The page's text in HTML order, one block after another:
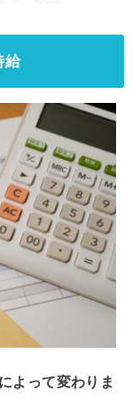
給
よって変わりま